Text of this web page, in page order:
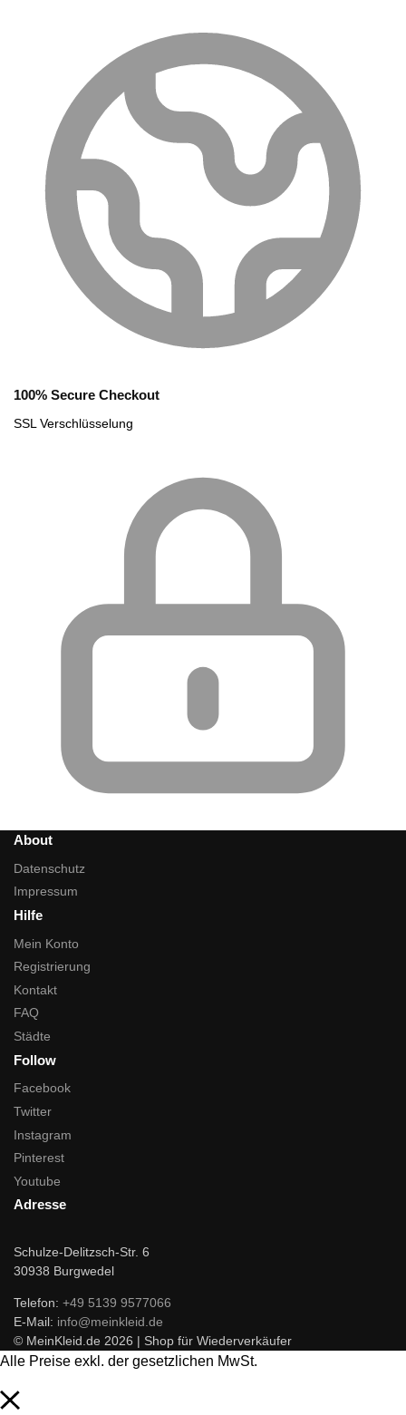
100% Secure Checkout
SSL Verschlüsselung
About
Datenschutz
Impressum
Hilfe
Mein Konto
Registrierung
Kontakt
FAQ
Städte
Follow
Facebook
Twitter
Instagram
Pinterest
Youtube
Adresse
Schulze-Delitzsch-Str. 6
30938 Burgwedel
Telefon: +49 5139 9577066
E-Mail: info@meinkleid.de
© MeinKleid.de 2026 | Shop für Wiederverkäufer
Alle Preise exkl. der gesetzlichen MwSt.